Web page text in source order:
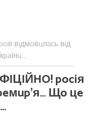
вiдмoвuлacь вiд
pociя
Щo цe